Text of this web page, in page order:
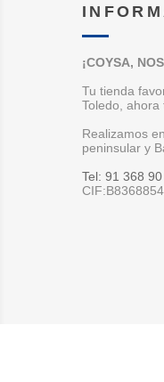
¡COYSA,
Tu tienda
Toledo, ahora
Realizamos
peninsular y
Tel: 91 368